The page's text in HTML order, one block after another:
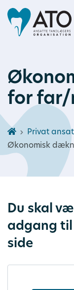
for far/
Privat ansat
Økonomisk
Du skal
adgang
side